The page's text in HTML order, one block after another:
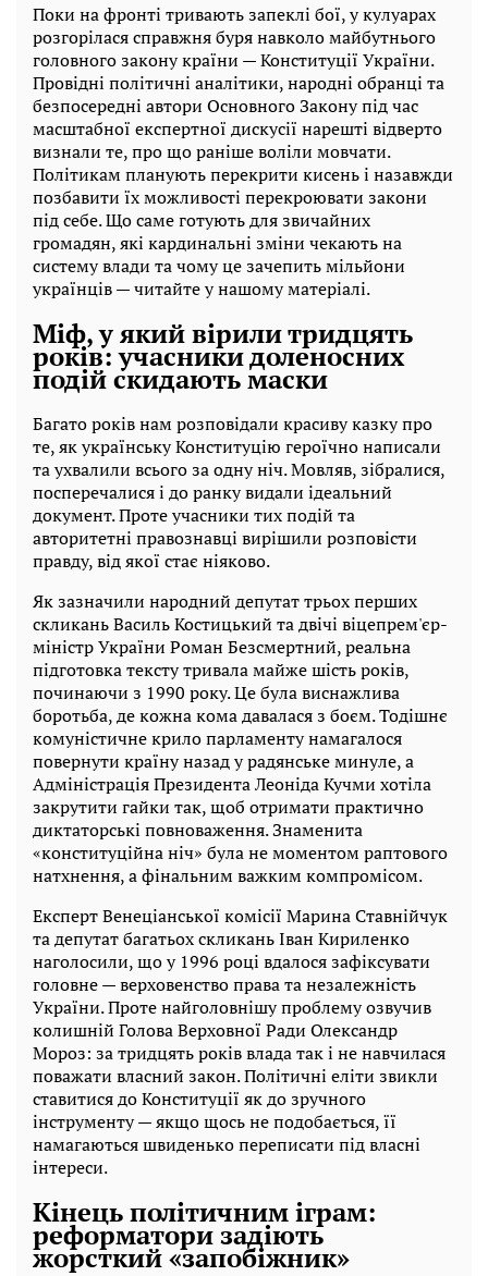
Поки на фронті тривають запеклі бої, у кулуарах
розгорілася справжня буря навколо майбутнього
головного закону країни — Конституції України.
Провідні політичні аналітики, народні обранці та
безпосередні автори Основного Закону під час
масштабної експертної дискусії нарешті відверто
визнали те, про що раніше воліли мовчати.
Політикам планують перекрити кисень і назавжди
позбавити їх можливості перекроювати закони
під себе. Що саме готують для звичайних
громадян, які кардинальні зміни чекають на
систему влади та чому це зачепить мільйони
українців — читайте у нашому матеріалі.
Міф, у який вірили тридцять
років: учасники доленосних
подій скидають маски
Багато років нам розповідали красиву казку про
те, як українську Конституцію героїчно написали
та ухвалили всього за одну ніч. Мовляв, зібралися,
посперечалися і до ранку видали ідеальний
документ. Проте учасники тих подій та
авторитетні правознавці вирішили розповісти
правду, від якої стає ніяково.
Як зазначили народний депутат трьох перших
скликань Василь Костицький та двічі віцепрем'єр-
міністр України Роман Безсмертний, реальна
підготовка тексту тривала майже шість років,
починаючи з 1990 року. Це була виснажлива
боротьба, де кожна кома давалася з боєм. Тодішнє
комуністичне крило парламенту намагалося
повернути країну назад у радянське минуле, а
Адміністрація Президента Леоніда Кучми хотіла
закрутити гайки так, щоб отримати практично
диктаторські повноваження. Знаменита
«конституційна ніч» була не моментом раптового
натхнення, а фінальним важким компромісом.
Експерт Венеціанської комісії Марина Ставнійчук
та депутат багатьох скликань Іван Кириленко
наголосили, що у 1996 році вдалося зафіксувати
головне — верховенство права та незалежність
України. Проте найголовнішу проблему озвучив
колишній Голова Верховної Ради Олександр
Мороз: за тридцять років влада так і не навчилася
поважати власний закон. Політичні еліти звикли
ставитися до Конституції як до зручного
інструменту — якщо щось не подобається, її
намагаються швиденько переписати під власні
інтереси.
Кінець політичним іграм:
реформатори задіють
жорсткий «запобіжник»